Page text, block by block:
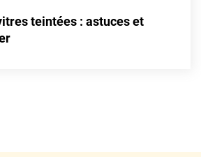
teintées : astuces et